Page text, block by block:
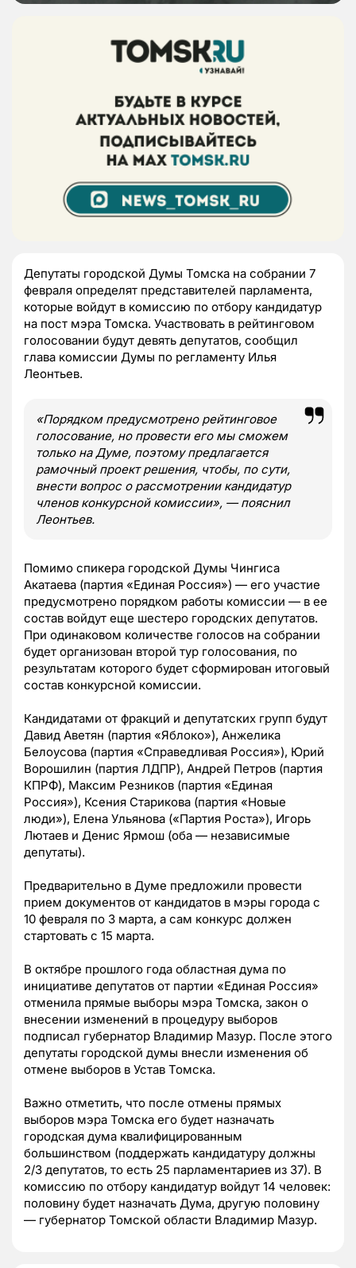
Депутаты городской Думы Томска на собрании 7
февраля определят представителей парламента,
которые войдут в комиссию по отбору кандидатур
на пост мэра Томска. Участвовать в рейтинговом
голосовании будут девять депутатов, сообщил
глава комиссии Думы по регламенту Илья
Леонтьев.
«Порядком предусмотрено рейтинговое
голосование, но провести его мы сможем
только на Думе, поэтому предлагается
рамочный проект решения, чтобы, по сути,
внести вопрос о рассмотрении кандидатур
членов конкурсной комиссии», — пояснил
Леонтьев.
Помимо спикера городской Думы Чингиса
Акатаева (партия «Единая Россия») — его участие
предусмотрено порядком работы комиссии — в ее
состав войдут еще шестеро городских депутатов.
При одинаковом количестве голосов на собрании
будет организован второй тур голосования, по
результатам которого будет сформирован итоговый
состав конкурсной комиссии.
Кандидатами от фракций и депутатских групп будут
Давид Аветян (партия «Яблоко»), Анжелика
Белоусова (партия «Справедливая Россия»), Юрий
Ворошилин (партия ЛДПР), Андрей Петров (партия
КПРФ), Максим Резников (партия «Единая
Россия»), Ксения Старикова (партия «Новые
люди»), Елена Ульянова («Партия Роста»), Игорь
Лютаев и Денис Ярмош (оба — независимые
депутаты).
Предварительно в Думе предложили провести
прием документов от кандидатов в мэры города с
10 февраля по 3 марта, а сам конкурс должен
стартовать с 15 марта.
В октябре прошлого года областная дума по
инициативе депутатов от партии «Единая Россия»
отменила прямые выборы мэра Томска, закон о
внесении изменений в процедуру выборов
подписал губернатор Владимир Мазур. После этого
депутаты городской думы внесли изменения об
отмене выборов в Устав Томска.
Важно отметить, что после отмены прямых
выборов мэра Томска его будет назначать
городская дума квалифицированным
большинством (поддержать кандидатуру должны
2/3 депутатов, то есть 25 парламентариев из 37). В
комиссию по отбору кандидатур войдут 14 человек:
половину будет назначать Дума, другую половину
— губернатор Томской области Владимир Мазур.